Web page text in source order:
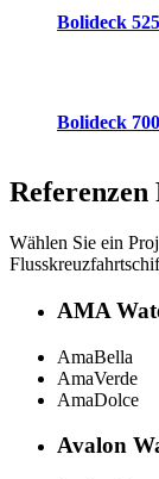
Bolideck
Bolideck 700
Referenzen
Wählen Sie ein
AMA
AmaBella
AmaVerde
AmaDolce
Avalon